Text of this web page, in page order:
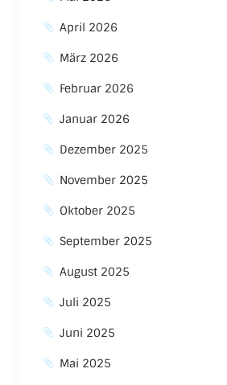
April 2026
März 2026
Februar 2026
Januar 2026
Dezember 2025
November 2025
Oktober 2025
September 2025
August 2025
Juli 2025
Juni 2025
Mai 2025